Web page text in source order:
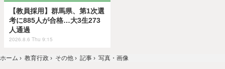
【教員採用】群馬県、第1次選
考に885人が合格…大3生273
人通過
2026.8.6 Thu 9:15
ホーム › 教育行政 › その他 › 記事 › 写真・画像